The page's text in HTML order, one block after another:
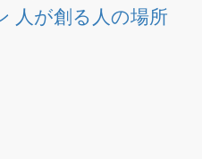
人が創る人の場所